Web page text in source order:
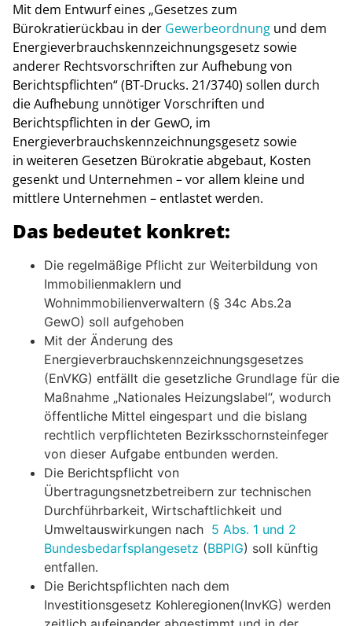
Mit dem Entwurf eines „Gesetzes zum
Bürokratierückbau in der Gewerbeordnung und dem
Energieverbrauchskennzeichnungsgesetz sowie
anderer Rechtsvorschriften zur Aufhebung von
Berichtspflichten“ (BT-Drucks. 21/3740) sollen durch
die Aufhebung unnötiger Vorschriften und
Berichtspflichten in der GewO, im
Energieverbrauchskennzeichnungsgesetz sowie
in weiteren Gesetzen Bürokratie abgebaut, Kosten
gesenkt und Unternehmen – vor allem kleine und
mittlere Unternehmen – entlastet werden.
Das bedeutet konkret:
Die regelmäßige Pflicht zur Weiterbildung von
Immobilienmaklern und
Wohnimmobilienverwaltern (§ 34c Abs.2a
GewO) soll aufgehoben
Mit der Änderung des
Energieverbrauchskennzeichnungsgesetzes
(EnVKG) entfällt die gesetzliche Grundlage für die
Maßnahme „Nationales Heizungslabel“, wodurch
öffentliche Mittel eingespart und die bislang
rechtlich verpflichteten Bezirksschornsteinfeger
von dieser Aufgabe entbunden werden.
Die Berichtspflicht von
Übertragungsnetzbetreibern zur technischen
Durchführbarkeit, Wirtschaftlichkeit und
Umweltauswirkungen nach 5 Abs. 1 und 2
Bundesbedarfsplangesetz (BBPlG) soll künftig
entfallen.
Die Berichtspflichten nach dem
Investitionsgesetz Kohleregionen(InvKG) werden